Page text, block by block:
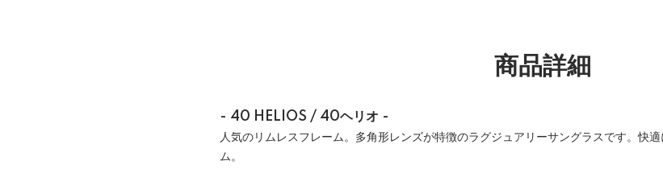
商品詳細
- 40 HELIOS / 40ヘリオ -
人気のリムレスフレーム。多角形レンズが特徴のラグジュアリーサングラスです。快
ム。